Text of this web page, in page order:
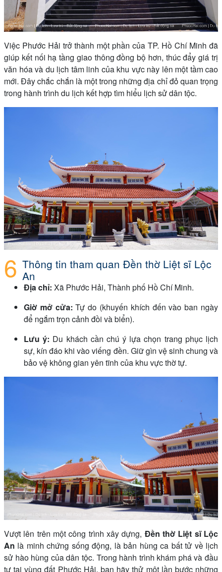
Việc Phước Hải trở thành một phần của TP. Hồ Chí Minh đã
giúp kết nối hạ tầng giao thông đồng bộ hơn, thúc đẩy giá trị
văn hóa và du lịch tâm linh của khu vực này lên một tầm cao
mới. Đây chắc chắn là một trong những địa chỉ đỏ quan trọng
trong hành trình du lịch kết hợp tìm hiểu lịch sử dân tộc.
Thông tin tham quan Đền thờ Liệt sĩ Lộc
An
Địa chỉ: Xã Phước Hải, Thành phố Hồ Chí Minh.
Giờ mở cửa: Tự do (khuyến khích đến vào ban ngày
để ngắm trọn cảnh đồi và biển).
Lưu ý: Du khách cần chú ý lựa chọn trang phục lịch
sự, kín đáo khi vào viếng đền. Giữ gìn vệ sinh chung và
bảo vệ không gian yên tĩnh của khu vực thờ tự.
Vượt lên trên một công trình xây dựng, Đền thờ Liệt sĩ Lộc
An là minh chứng sống động, là bản hùng ca bất tử về lịch
sử hào hùng của dân tộc. Trong hành trình khám phá và đầu
tư tại vùng đất Phước Hải, bạn hãy thử một lần bước những